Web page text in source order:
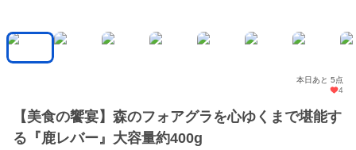
本日あと 5点
4
【美食の饗宴】森のフォアグラを心ゆくまで堪能す
る『鹿レバー』大容量約400g